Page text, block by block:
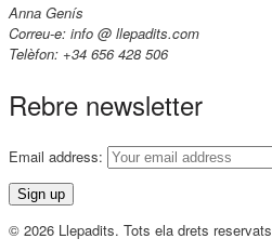
Anna Genís
Correu-e: info @ llepadits.com
Telèfon: +34 656 428 506
Rebre newsletter
Email address:
© 2026 Llepadits. Tots ela drets reservats